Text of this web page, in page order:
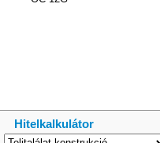
Hitelkalkulátor